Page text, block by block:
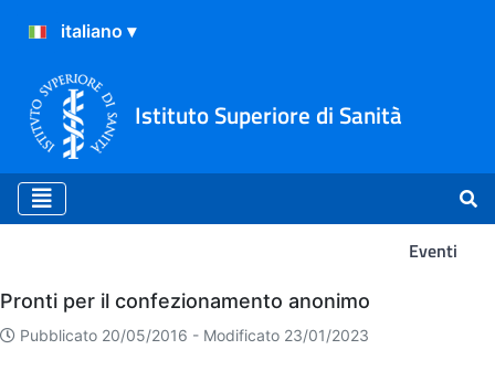
Istituto Superiore di Sanità
Eventi
Eventi
Pronti per il confezionamento anonimo
Pubblicato 20/05/2016 - Modificato 23/01/2023